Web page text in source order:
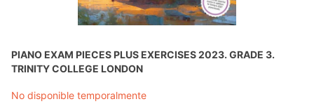
PIANO EXAM PIECES PLUS EXERCISES 2023. GRADE 3.
TRINITY COLLEGE LONDON
No disponible temporalmente